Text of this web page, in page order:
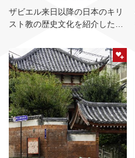
ザビエル来日以降の日本のキリ
スト教の歴史文化を紹介した資